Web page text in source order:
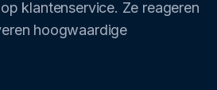
klantenservice. Ze reageren
hoogwaardige